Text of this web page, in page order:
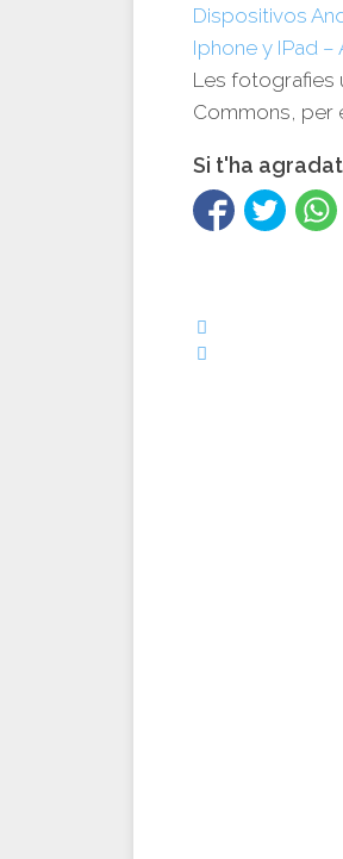
Dispositivos
Iphone y IPad –
Les fotografies
Commons, per
Si t'ha